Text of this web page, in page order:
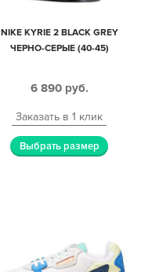
NIKE KYRIE 2 BLACK GREY
ЧЕРНО-СЕРЫЕ (40-45)
6 890 руб.
Заказать в 1 клик
Выбрать размер